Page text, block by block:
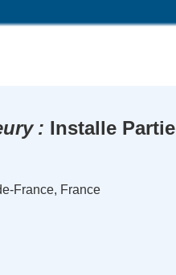
Installe Partie
France, France